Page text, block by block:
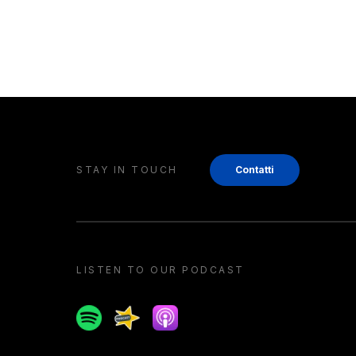
STAY IN TOUCH Contatti
LISTEN TO OUR PODCAST
SpotifySpreakerApple podcast